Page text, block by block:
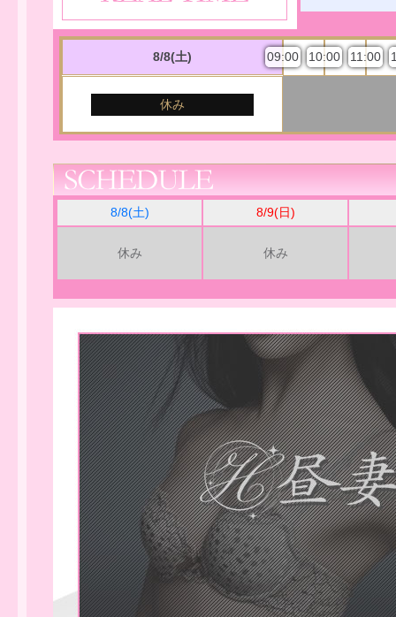
8/8(土) 09:00 10:00 11:00
休み
8/8(土) 8/9(日)
休み 休み